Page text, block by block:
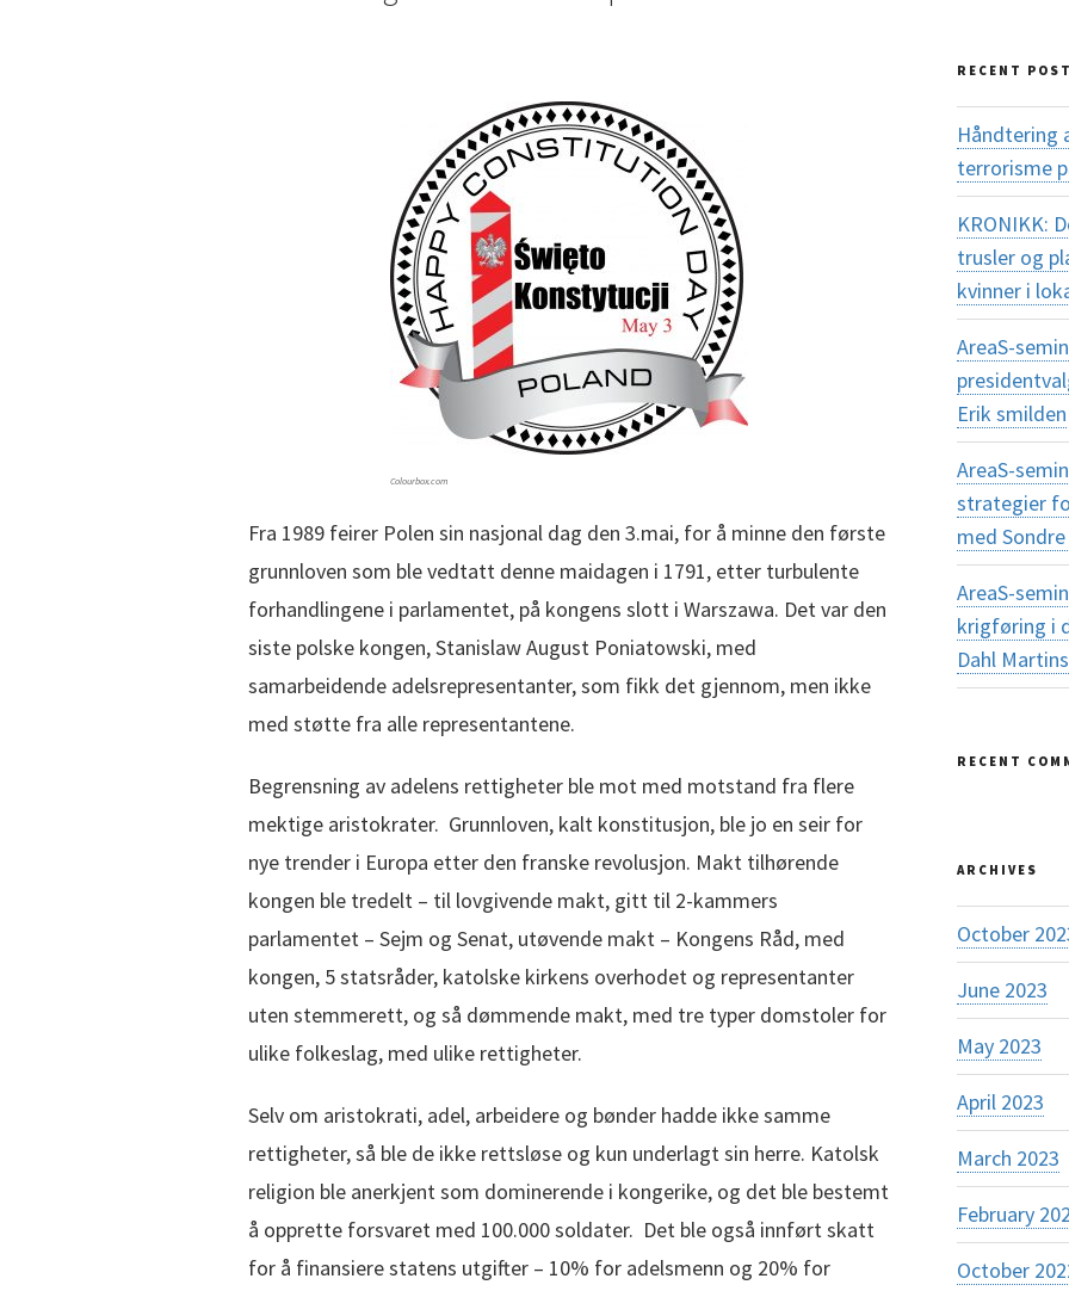
Colourbox.com
Fra 1989 feirer Polen sin nasjonal dag den 3.mai, for å minne den første
grunnloven som ble vedtatt denne maidagen i 1791, etter turbulente
forhandlingene i parlamentet, på kongens slott i Warszawa. Det var den
siste polske kongen, Stanislaw August Poniatowski, med
samarbeidende adelsrepresentanter, som fikk det gjennom, men ikke
med støtte fra alle representantene.
Begrensning av adelens rettigheter ble mot med motstand fra flere
mektige aristokrater. Grunnloven, kalt konstitusjon, ble jo en seir for
nye trender i Europa etter den franske revolusjon. Makt tilhørende
kongen ble tredelt – til lovgivende makt, gitt til 2-kammers
parlamentet – Sejm og Senat, utøvende makt – Kongens Råd, med
kongen, 5 statsråder, katolske kirkens overhodet og representanter
uten stemmerett, og så dømmende makt, med tre typer domstoler for
ulike folkeslag, med ulike rettigheter.
Selv om aristokrati, adel, arbeidere og bønder hadde ikke samme
rettigheter, så ble de ikke rettsløse og kun underlagt sin herre. Katolsk
religion ble anerkjent som dominerende i kongerike, og det ble bestemt
å opprette forsvaret med 100.000 soldater. Det ble også innført skatt
for å finansiere statens utgifter – 10% for adelsmenn og 20% for
RECENT
Håndtering
terrorisme
KRONIKK:
trusler og
kvinner i
AreaS-
Erik smilden
AreaS-
strategier
med
AreaS-
krigføring i
Dahl
RECENT
ARCHIVES
October
June 2023
May 2023
April 2023
March 2023
February
October